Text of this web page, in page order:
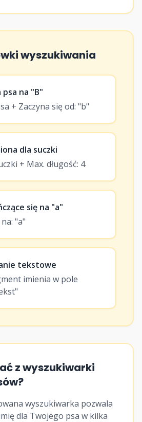
wyszukiwania
psa na "B"
+ Zaczyna się od: "b"
dla suczki
+ Max. długość: 4
się na "a"
"a"
tekstowe
imienia w pole
z wyszukiwarki
wyszukiwarka pozwala
dla Twojego psa w kilka